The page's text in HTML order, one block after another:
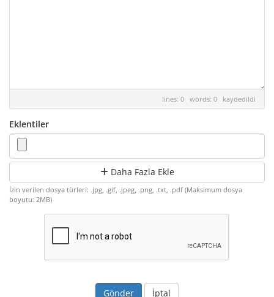
lines: 0 words: 0 kaydedildi
Eklentiler
Daha Fazla Ekle
İzin verilen dosya türleri: .jpg, .gif, .jpeg, .png, .txt, .pdf (Maksimum dosya
boyutu: 2MB)
İptal